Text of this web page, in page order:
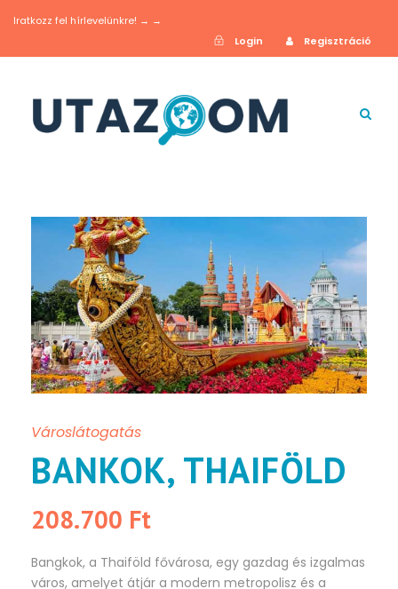
Iratkozz fel hírlevelünkre! → →
Login
Regisztráció
Városlátogatás
BANKOK, THAIFÖLD
208.700 Ft
Bangkok, a Thaiföld fővárosa, egy gazdag és izgalmas
város, amelyet átjár a modern metropolisz és a